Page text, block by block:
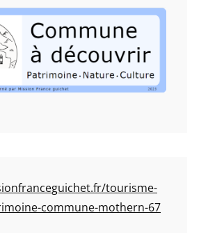
tourisme-
commune-mothern-67